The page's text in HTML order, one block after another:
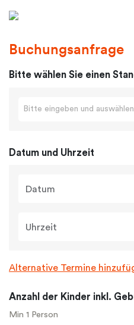
Buchungsanfrage
Bitte wählen Sie einen
Bitte eingeben und auswählen
Datum und Uhrzeit
Datum
Uhrzeit
Alternative Termine
Anzahl der Kinder inkl.
Min 1 Person